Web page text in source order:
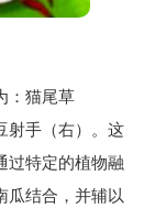
：猫尾草
射手（右）。这
过特定的植物融
瓜结合，并辅以